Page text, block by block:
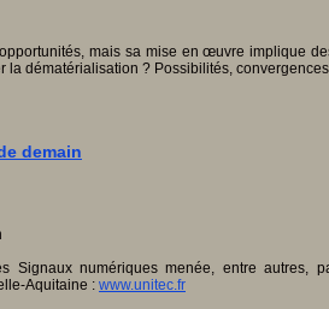
mais sa mise en œuvre implique
dématérialisation ? Possibilités,
demain
numériques menée, entre autres,
Aquitaine : www.unitec.fr